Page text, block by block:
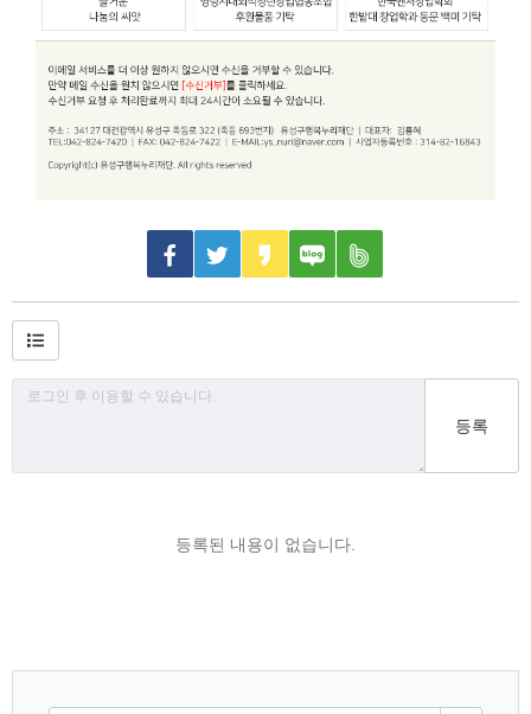
등록
등록된 내용이 없습니다.